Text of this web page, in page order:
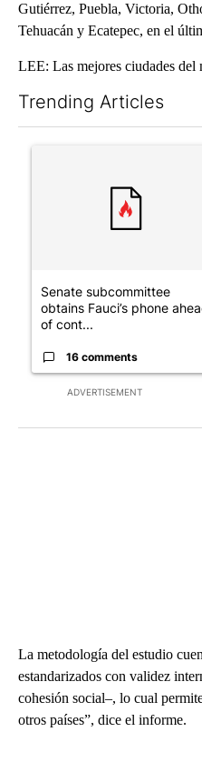
Gutiérrez, Puebla, Victoria,
Tehuacán y Ecatepec, en el
LEE: Las mejores ciudades del
Trending Articles
ADVERTISEMENT
A trending article titled
Senate subcommittee
obtains Fauci’s phone
of cont...
16 comments
La metodología del estudio
estandarizados con validez
cohesión social–, lo cual
otros países”, dice el informe.